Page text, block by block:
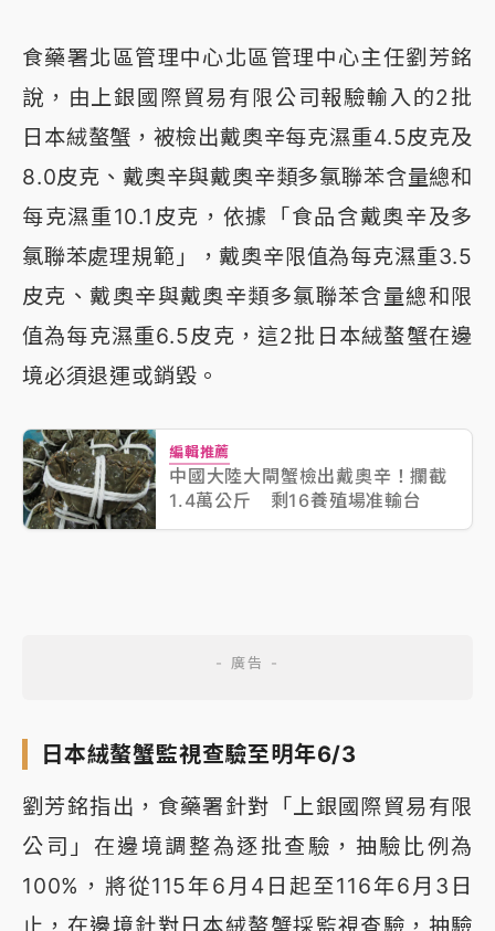
食藥署北區管理中心北區管理中心主任劉芳銘
說，由上銀國際貿易有限公司報驗輸入的2批
日本絨螯蟹，被檢出戴奧辛每克濕重4.5皮克及
8.0皮克、戴奧辛與戴奧辛類多氯聯苯含量總和
每克濕重10.1皮克，依據「食品含戴奧辛及多
氯聯苯處理規範」，戴奧辛限值為每克濕重3.5
皮克、戴奧辛與戴奧辛類多氯聯苯含量總和限
值為每克濕重6.5皮克，這2批日本絨螯蟹在邊
境必須退運或銷毀。
編輯推薦
中國大陸大閘蟹檢出戴奧辛！攔截
1.4萬公斤 剩16養殖場准輸台
日本絨螯蟹監視查驗至明年6/3
劉芳銘指出，食藥署針對「上銀國際貿易有限
公司」在邊境調整為逐批查驗，抽驗比例為
100%，將從115年6月4日起至116年6月3日
止，在邊境針對日本絨螯蟹採監視查驗，抽驗